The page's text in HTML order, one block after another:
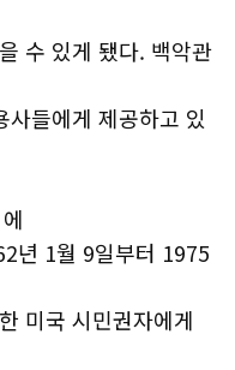
수 있게 됐다. 백악관
들에게 제공하고 있
년 1월 9일부터 1975
미국 시민권자에게